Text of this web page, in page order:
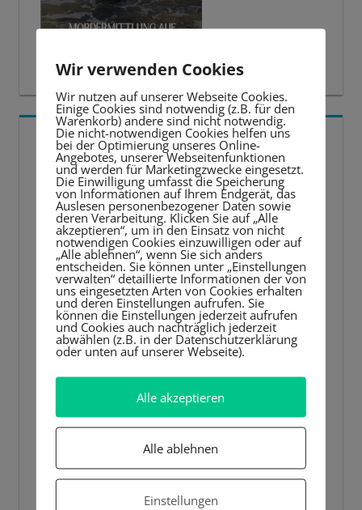
5 BESTE LERNTIPPS
Video-
Player
Wir verwenden Cookies
Wir nutzen auf unserer Webseite Cookies.
Einige Cookies sind notwendig (z.B. für den
Warenkorb) andere sind nicht notwendig.
Die nicht-notwendigen Cookies helfen uns
bei der Optimierung unseres Online-
Angebotes, unserer Webseitenfunktionen
und werden für Marketingzwecke eingesetzt.
Die Einwilligung umfasst die Speicherung
von Informationen auf Ihrem Endgerät, das
Auslesen personenbezogener Daten sowie
deren Verarbeitung. Klicken Sie auf „Alle
akzeptieren“, um in den Einsatz von nicht
notwendigen Cookies einzuwilligen oder auf
„Alle ablehnen“, wenn Sie sich anders
entscheiden. Sie können unter „Einstellungen
verwalten“ detaillierte Informationen der von
uns eingesetzten Arten von Cookies erhalten
und deren Einstellungen aufrufen. Sie
können die Einstellungen jederzeit aufrufen
und Cookies auch nachträglich jederzeit
abwählen (z.B. in der Datenschutzerklärung
oder unten auf unserer Webseite).
Alle akzeptieren
Alle ablehnen
Einstellungen